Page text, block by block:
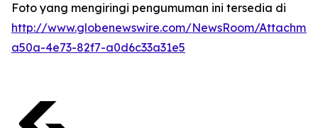
Foto yang mengiringi pengumuman ini tersedia di
http://www.globenewswire.com/NewsRoom/
a50a-4e73-82f7-a0d6c33a31e5